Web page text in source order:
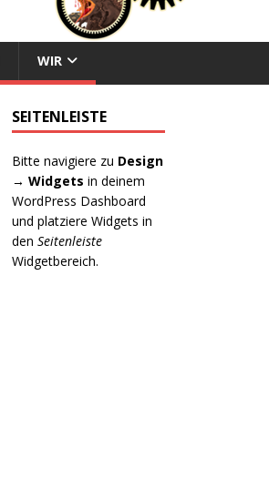
WIR
SEITENLEISTE
Bitte navigiere zu Design
→ Widgets in deinem
WordPress Dashboard
und platziere Widgets in
denSeitenleiste
Widgetbereich.